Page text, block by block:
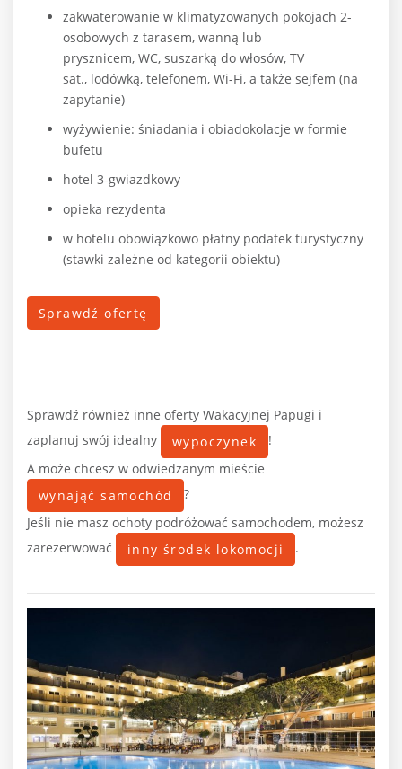
zakwaterowanie w klimatyzowanych pokojach 2-
osobowych z tarasem, wanną lub
prysznicem, WC, suszarką do włosów, TV
sat., lodówką, telefonem, Wi-Fi, a także sejfem (na
zapytanie)
wyżywienie: śniadania i obiadokolacje w formie
bufetu
hotel 3-gwiazdkowy
opieka rezydenta
w hotelu obowiązkowo płatny podatek turystyczny
(stawki zależne od kategorii obiektu)
Sprawdź ofertę
Sprawdź również inne oferty Wakacyjnej Papugi i
zaplanuj swój idealny
wypoczynek
!
A może chcesz w odwiedzanym mieście
wynająć samochód
?
Jeśli nie masz ochoty podróżować samochodem, możesz
zarezerwować
inny środek lokomocji .